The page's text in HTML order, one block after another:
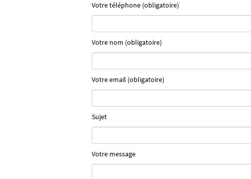
Votre téléphone (obligatoire)
Votre nom (obligatoire)
Votre email (obligatoire)
Sujet
Votre message